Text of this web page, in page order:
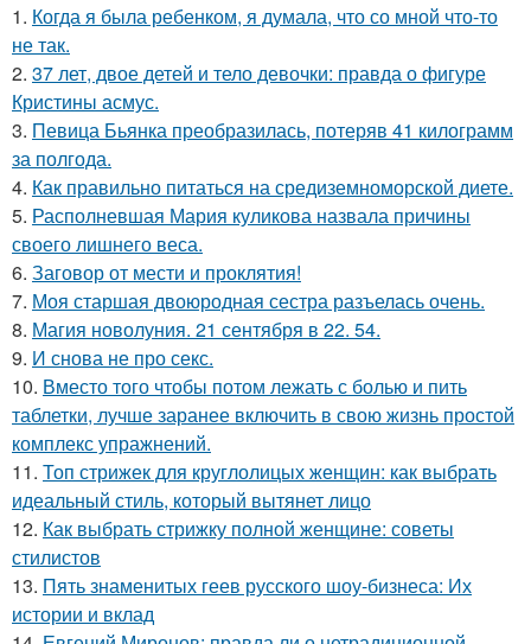
1. Когда я была ребенком, я думала, что со мной что-то
не так.
2. 37 лет, двое детей и тело девочки: правда о фигуре
Кристины асмус.
3. Певица Бьянка преобразилась, потеряв 41 килограмм
за полгода.
4. Как правильно питаться на средиземноморской диете.
5. Располневшая Мария куликова назвала причины
своего лишнего веса.
6. Заговор от мести и проклятия!
7. Моя старшая двоюродная сестра разъелась очень.
8. Магия новолуния. 21 сентября в 22. 54.
9. И снова не про секс.
10. Вместо того чтобы потом лежать с болью и пить
таблетки, лучше заранее включить в свою жизнь простой
комплекс упражнений.
11. Топ стрижек для круглолицых женщин: как выбрать
идеальный стиль, который вытянет лицо
12. Как выбрать стрижку полной женщине: советы
стилистов
13. Пять знаменитых геев русского шоу-бизнеса: Их
истории и вклад